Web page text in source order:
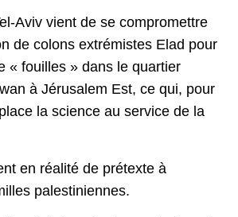
Aviv vient de se compromettre
de colons extrémistes Elad pour
« fouilles » dans le quartier
à Jérusalem Est, ce qui, pour
la science au service de la
en réalité de prétexte à
palestiniennes.